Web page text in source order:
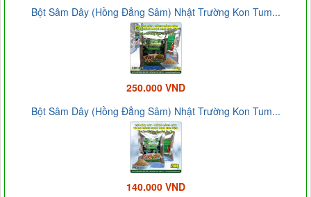
Bột Sâm Dây (Hồng Đẳng Sâm) Nhật Trường Kon Tum...
250.000 VND
Bột Sâm Dây (Hồng Đẳng Sâm) Nhật Trường Kon Tum...
140.000 VND